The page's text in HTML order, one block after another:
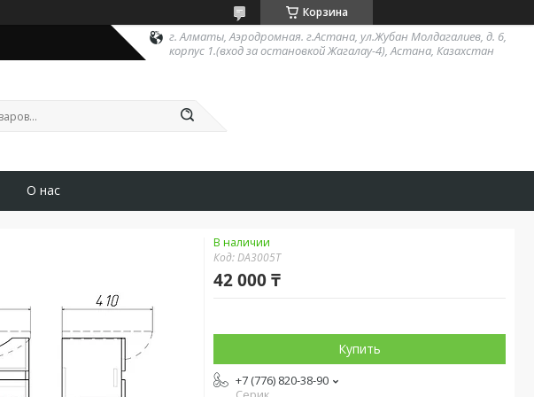
Корзина
г. Алматы, Аэродромная. г.Астана, ул.Жубан Молдагалиев, д. 6,
корпус 1.(вход за остановкой Жагалау-4), Астана, Казахстан
О нас
В наличии
Код:DA3005T
42 000 ₸
Купить
+7 (776) 820-38-90